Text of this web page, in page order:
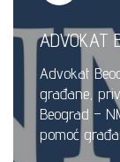
ADVOKAT
Advokat
građane,
Beograd –
pomoć